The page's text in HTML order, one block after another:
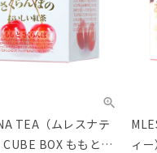
TEA（ムレスナテ
CUBE BOX ももとさ
ィ